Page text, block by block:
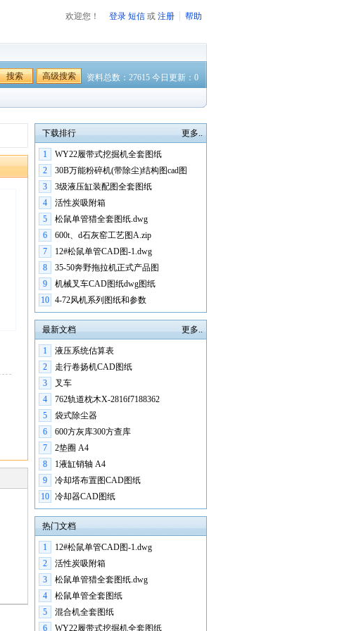
欢迎您！ 登录 短信 或 注册 帮助
搜索 高级搜索 资料总数：27615 今日更新：0
更多..
下载排行
1
WY22履带式挖掘机全套图纸
2
30B万能粉碎机(带除尘)结构图cad图
3
3级液压缸装配图全套图纸
4
活性炭吸附箱
5
松鼠单管猎全套图纸.dwg
6
600t、d石灰窑工艺图A.zip
7
12#松鼠单管CAD图-1.dwg
8
35-50奔野拖拉机正式产品图
9
机械叉车CAD图纸dwg图纸
10 4-72风机系列图纸和参数
更多..
最新文档
1
液压系统估算表
2
走行卷扬机CAD图纸
3
叉车
4
762轨道枕木X-2816f7188362
5
袋式除尘器
6
600方灰库300方查库
7
2垫圈 A4
8
1液缸销轴 A4
9
冷却塔布置图CAD图纸
10 冷却器CAD图纸
热门文档
1
12#松鼠单管CAD图-1.dwg
2
活性炭吸附箱
3
松鼠单管猎全套图纸.dwg
4
松鼠单管全套图纸
5
混合机全套图纸
6
WY22履带式挖掘机全套图纸